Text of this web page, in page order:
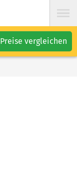
Preise vergleichen